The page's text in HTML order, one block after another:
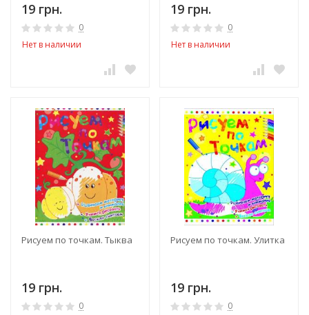
19 грн.
0
Нет в наличии
19 грн.
0
Нет в наличии
Рисуем по точкам. Тыква
19 грн.
0
Рисуем по точкам. Улитка
19 грн.
0